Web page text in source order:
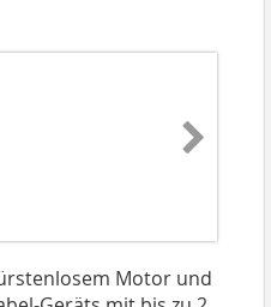
Motor und